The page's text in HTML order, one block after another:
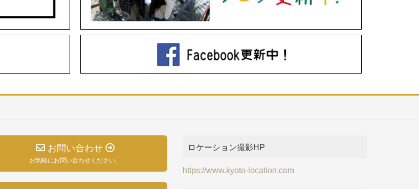
お問い合わせ
お気軽にお問い合わせください。
ロケーション撮影HP
https://www.kyoto-location.com